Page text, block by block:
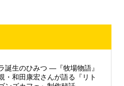
誕生のひみつ ―『牧場物語』
・和田康宏さんが語る『リト